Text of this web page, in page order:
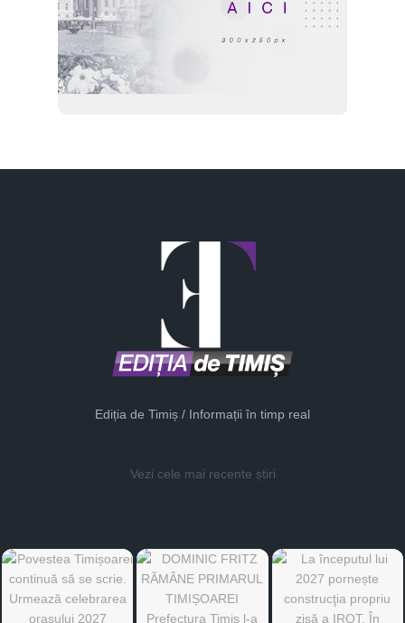
Ediția de Timiș / Informații în timp real
Vezi cele mai recente știri